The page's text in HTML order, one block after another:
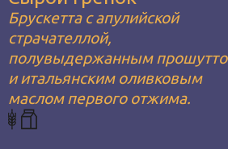
Брускетта с апулийской
страчателлой,
полувыдержанным прошутто
и итальянским оливковым
маслом первого отжима.